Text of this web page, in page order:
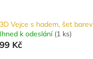
3D Vejce s hadem, šet barev
Ihned k odeslání (1 ks)
99 Kč